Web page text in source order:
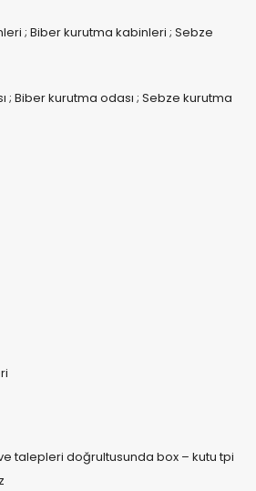
; Biber kurutma kabinleri ; Sebze
; Biber kurutma odası ; Sebze kurutma
talepleri doğrultusunda box – kutu tpi